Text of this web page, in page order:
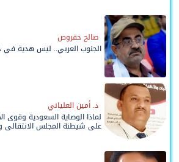
صالح حقروص
الجنوب العربي.. ليس هدية في
د. أمين العلياني
لماذا الوصاية السعودية وقوى
على شيطنة المجلس الانتقالي
وحواضنه الشعبية؟